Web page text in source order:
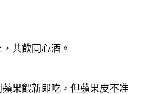
共飲同心酒。
果餵新郎吃，但蘋果皮不准